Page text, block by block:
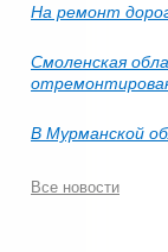
На ремонт
Смоленская
В Мурманской
Все новости